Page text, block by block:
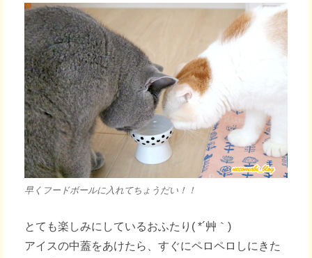
早くフードボールに入れてちょうだい！！
とても楽しみにしているおふたり( *´艸｀)
アイスの中蓋をあけたら、すぐにペロペロしにきた